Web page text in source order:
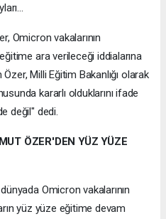
Omicron vakalarının
ara verileceği iddialarına
Milli Eğitim Bakanlığı olarak
kararlı olduklarını ifade
değil" dedi.
ÖZER'DEN YÜZ YÜZE
Omicron vakalarının
yüz yüze eğitime devam